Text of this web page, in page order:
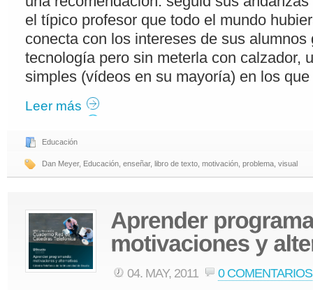
el típico profesor que todo el mundo
conecta con los intereses de sus alumnos
tecnología pero sin meterla con calzador,
simples (vídeos en su mayoría) en los
Leer más
Educación
Dan Meyer, Educación enseñar, libro de texto motivación problema visual
04. MAY, 2011 0 COMENTARIOS